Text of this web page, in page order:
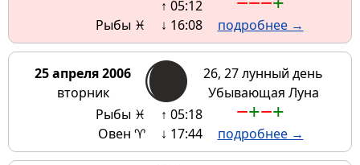
Рыбы ♓
↑ 05:12
↓ 16:08
подробнее →
25 апреля 2006
вторник
26, 27 лунный день
Убывающая Луна
Рыбы ♓
Овен ♈
↑ 05:18
↓ 17:44
−+−+
подробнее →